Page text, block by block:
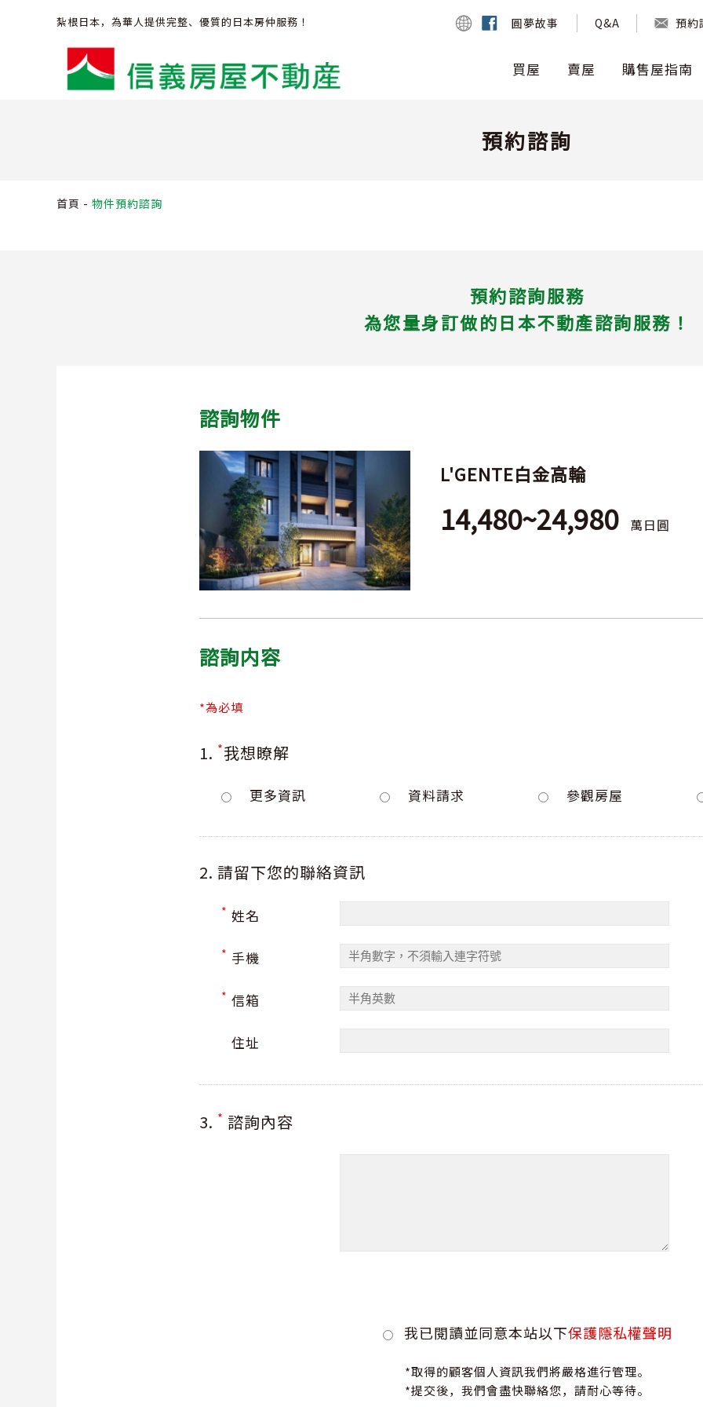
紮根日本，為華人提供完整、優質的日本房仲服務 ！ 圓夢故事 Q&A 預約
買屋
賣屋
購售屋指南
預約諮詢
首頁 - 物件預約諮詢
預約諮詢服務
為您量身訂做的日本不動產諮詢服務！
諮詢物件
L'GENTE白金高輪
14,480~24,980 萬日圓
諮詢内容
*為必填
1. *我想瞭解
更多資訊 資料請求 參觀房屋
2. 請留下您的聯絡資訊
* 姓名
* 手機
* 信箱
住址
3. * 諮詢內容
我已閱讀並同意本站以下保護隱私權聲明
*取得的顧客個人資訊我們將嚴格進行管理。
*提交後，我們會盡快聯絡您，請耐心等待。